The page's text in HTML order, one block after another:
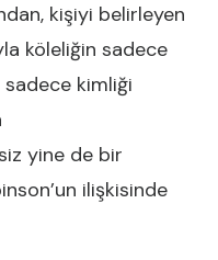
kişiyi belirleyen
köleliğin sadece
kimliği
yine de bir
ilişkisinde